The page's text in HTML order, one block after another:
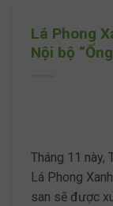
Lá Phong
Nội bộ
Tháng 11 này,
Lá Phong
san sẽ được